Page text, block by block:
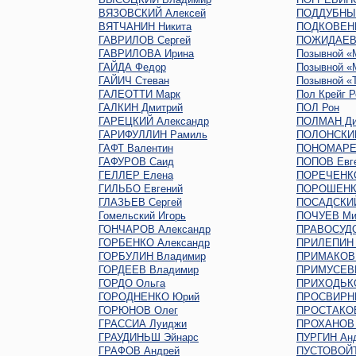
ВЯЗОВСКИЙ Алексей
ВЯТЧАНИН Никита
ГАВРИЛОВ Сергей
ПОЖИДАЕВ
ГАВРИЛОВА Ирина
Позывной
ГАЙДА Федор
Позывной
ГАЙИЧ Стеван
Позывной
ГАЛЕОТТИ Марк
Пол Крейг
ГАЛКИН Дмитрий
ПОЛ Рон
ГАРЕЦКИЙ Александр
ПОЛМАН
ГАРИФУЛЛИН Рамиль
ГАФТ Валентин
ГАФУРОВ Саид
ПОПОВ
ГЕЛЛЕР Елена
ГИЛЬБО Евгений
ГЛАЗЬЕВ Сергей
Гомельский Игорь
ПОЧУЕВ
ГОНЧАРОВ Александр
ГОРБЕНКО Александр
ПРИЛЕПИН
ГОРБУЛИН Владимир
ПРИМАКОВ
ГОРДЕЕВ Владимир
ГОРДО Ольга
ГОРОДНЕНКО Юрий
ГОРЮНОВ Олег
ГРАССИА Луиджи
ПРОХАНОВ
ГРАУДИНЬШ Эйнарс
ПУРГИН
ГРАФОВ Андрей